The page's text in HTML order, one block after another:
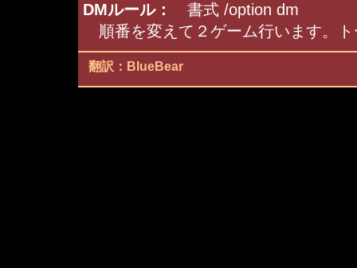
DMルール：
書式 /option dm
順番を変えて２ゲーム行います。
翻訳：BlueBear